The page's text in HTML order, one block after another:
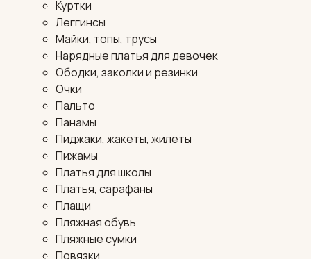
Куртки
Леггинсы
Майки, топы, трусы
Нарядные платья для девочек
Ободки, заколки и резинки
Очки
Пальто
Панамы
Пиджаки, жакеты, жилеты
Пижамы
Платья для школы
Платья, сарафаны
Плащи
Пляжная обувь
Пляжные сумки
Повязки